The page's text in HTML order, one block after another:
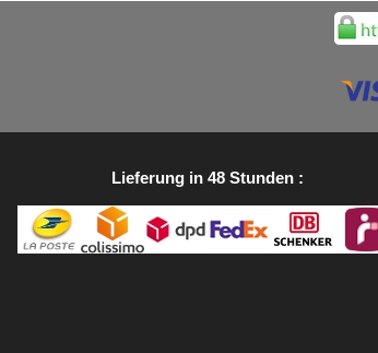
Lieferung in 48 Stunden